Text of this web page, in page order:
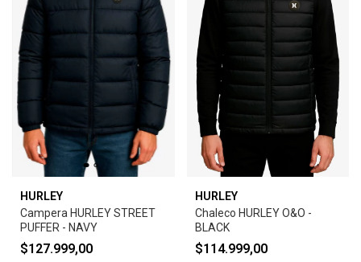
HURLEY
Campera HURLEY STREET
PUFFER - NAVY
$127.999,00
HURLEY
Chaleco HURLEY O&O -
BLACK
$114.999,00